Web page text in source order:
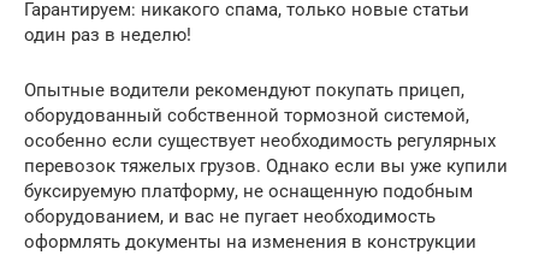
Гарантируем: никакого спама, только новые статьи
один раз в неделю!
Опытные водители рекомендуют покупать прицеп,
оборудованный собственной тормозной системой,
особенно если существует необходимость регулярных
перевозок тяжелых грузов. Однако если вы уже купили
буксируемую платформу, не оснащенную подобным
оборудованием, и вас не пугает необходимость
оформлять документы на изменения в конструкции